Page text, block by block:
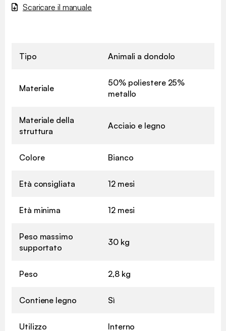
Scaricare il manuale
Tipo Animali a dondolo
Materiale
50% poliestere 25%
metallo
Materiale della
struttura
Acciaio e legno
Colore Bianco
Età consigliata 12 mesi
Età minima 12 mesi
Peso massimo
supportato
30 kg
Peso 2,8 kg
Contiene legno Sì
Utilizzo Interno